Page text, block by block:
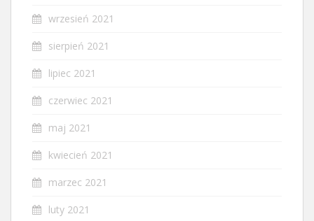
wrzesień 2021
sierpień 2021
lipiec 2021
czerwiec 2021
maj 2021
kwiecień 2021
marzec 2021
luty 2021